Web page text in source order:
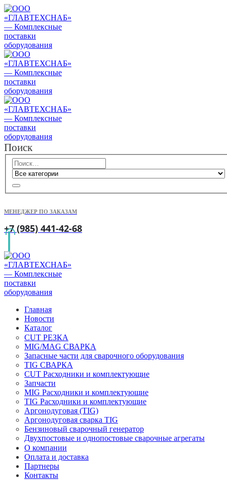
Поиск
МЕНЕДЖЕР ПО ЗАКАЗАМ
+7 (985) 441-42-68
Главная
Новости
Каталог
CUT РЕЗКА
MIG/MAG СВАРКА
Запасные части для сварочного оборудования
TIG СВАРКА
CUT Расходники и комплектующие
Запчасти
MIG Расходники и комплектующие
TIG Расходники и комплектующие
Аргонодуговая (TIG)
Аргонодуговая сварка TIG
Бензиновый сварочный генератор
Двухпостовые и однопостовые сварочные агрегаты
О компании
Оплата и доставка
Партнеры
Контакты